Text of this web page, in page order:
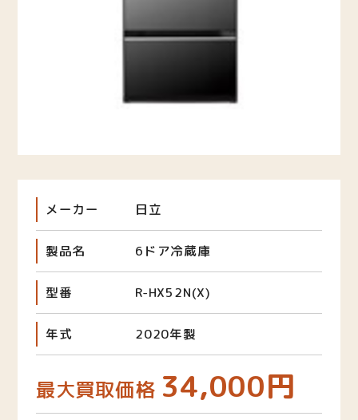
メーカー 日立
製品名 6ドア冷蔵庫
型番 R-HX52N(X)
年式 2020年製
最大買取価格 34,000円